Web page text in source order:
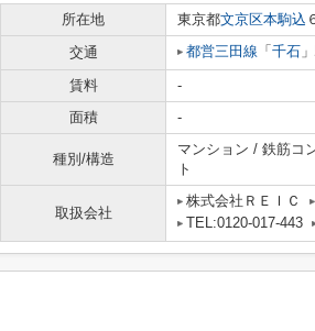
所在地 東京都文京区本駒込
交通
都営三田線 「 千石
賃料 -
面積
-
種別/構造
マンション / 鉄筋コ
ト
取扱会社
株式会社ＲＥＩＣ
TEL:0120-017-443